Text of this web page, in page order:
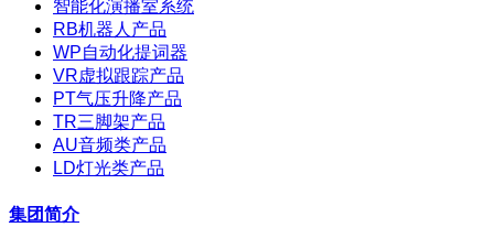
智能化演播室系统
RB机器人产品
WP自动化提词器
VR虚拟跟踪产品
PT气压升降产品
TR三脚架产品
AU音频类产品
LD灯光类产品
集团简介